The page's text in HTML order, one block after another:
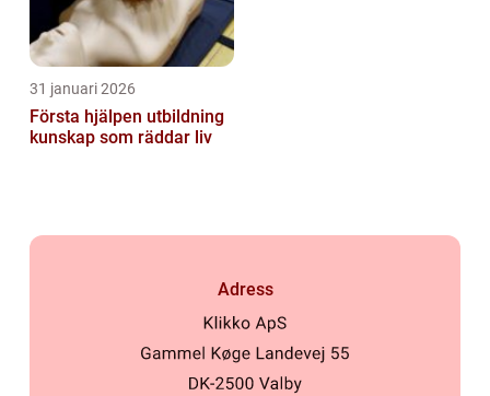
31 januari 2026
Första hjälpen utbildning
kunskap som räddar liv
Adress